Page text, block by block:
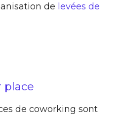
de levées de
place
de coworking sont